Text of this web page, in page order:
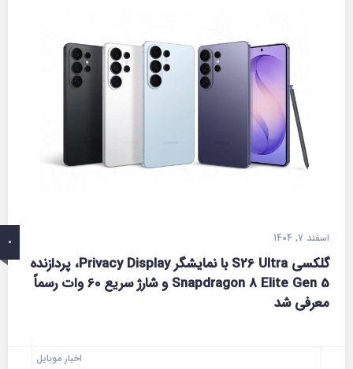
0 اسفند 7, 1404
گلکسی S26 Ultra با نمایشگر Privacy Display، پردازنده
Snapdragon 8 Elite Gen 5 و شارژ سریع 60 وات رسماً
معرفی شد
اخبار موبایل